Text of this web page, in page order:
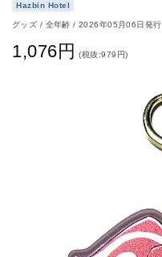
Hazbin Hotel
グッズ / 全年齢/2026年05月06日発行
1,076円 (税抜:979円)